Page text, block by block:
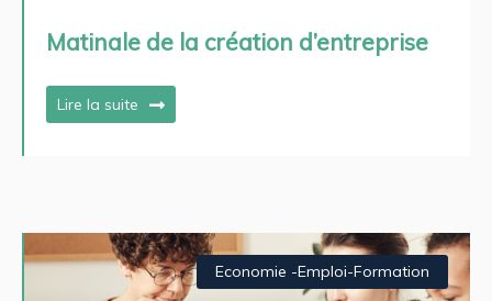
Matinale de la création d’entreprise
Lire la suite
Economie -Emploi-Formation